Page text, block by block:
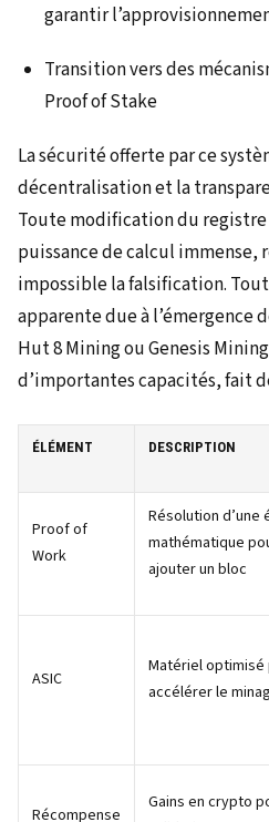
garantir
Transition vers des
Proof of Stake
La sécurité offerte par ce
décentralisation et la
Toute modification du
puissance de calcul immense,
impossible la falsification.
apparente due à l’émergence
Hut 8 Mining ou Genesis
d’importantes capacités, fait
ÉLÉMENT DESCRIPTION
Proof of
Work
Résolution d’une
mathématique
ajouter un bloc
ASIC
Matériel optimisé
accélérer le
Récompense
Gains en crypto